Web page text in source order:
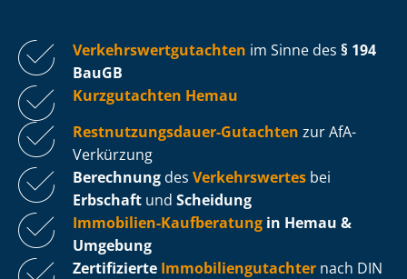
Ver­kehrs­wert­gut­ach­ten im Sinne des § 194
BauGB
Kurzgutachten Hemau
Rest­nut­zungs­dau­er-Gutachten zur AfA-
Verkürzung
Berechnung des Verkehrswertes bei
Erbschaft und Scheidung
Immobilien-Kaufberatung in Hemau &
Umgebung
Zertifizierte Im­mo­bi­li­en­gut­ach­ter nach DIN